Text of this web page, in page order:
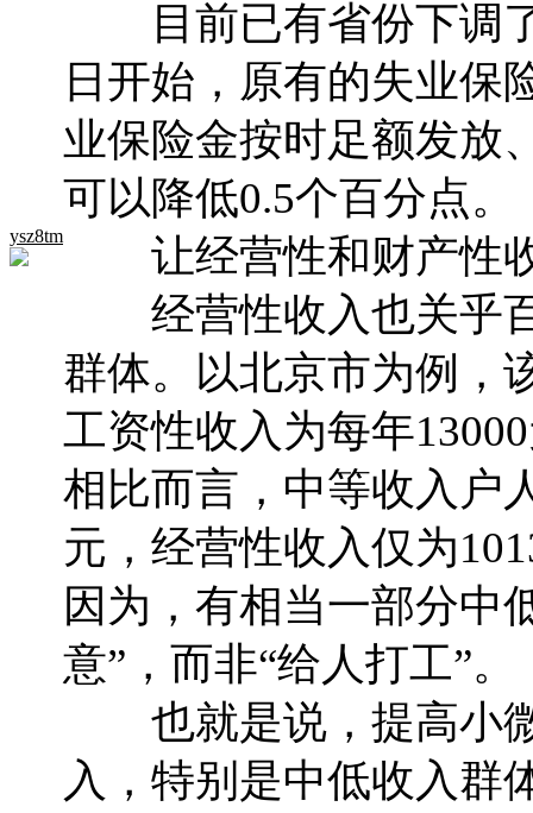
ysz8tm
目前已有省份下调了
日开始，原有的失业保
业保险金按时足额发放
可以降低0.5个百分点。
让经营性和财产性
经营性收入也关乎百
群体。以北京市为例，
工资性收入为每年
相比而言，中等收入户
元，经营性收入仅为
因为，有相当一部分中
意”，而非“给人打工”。
也就是说，提高小微
入，特别是中低收入群